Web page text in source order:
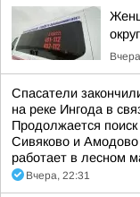
Спасатели
на реке Ингода в
Продолжается
Сивяково и Амодово
работает в лесном
Вчера, 22:31